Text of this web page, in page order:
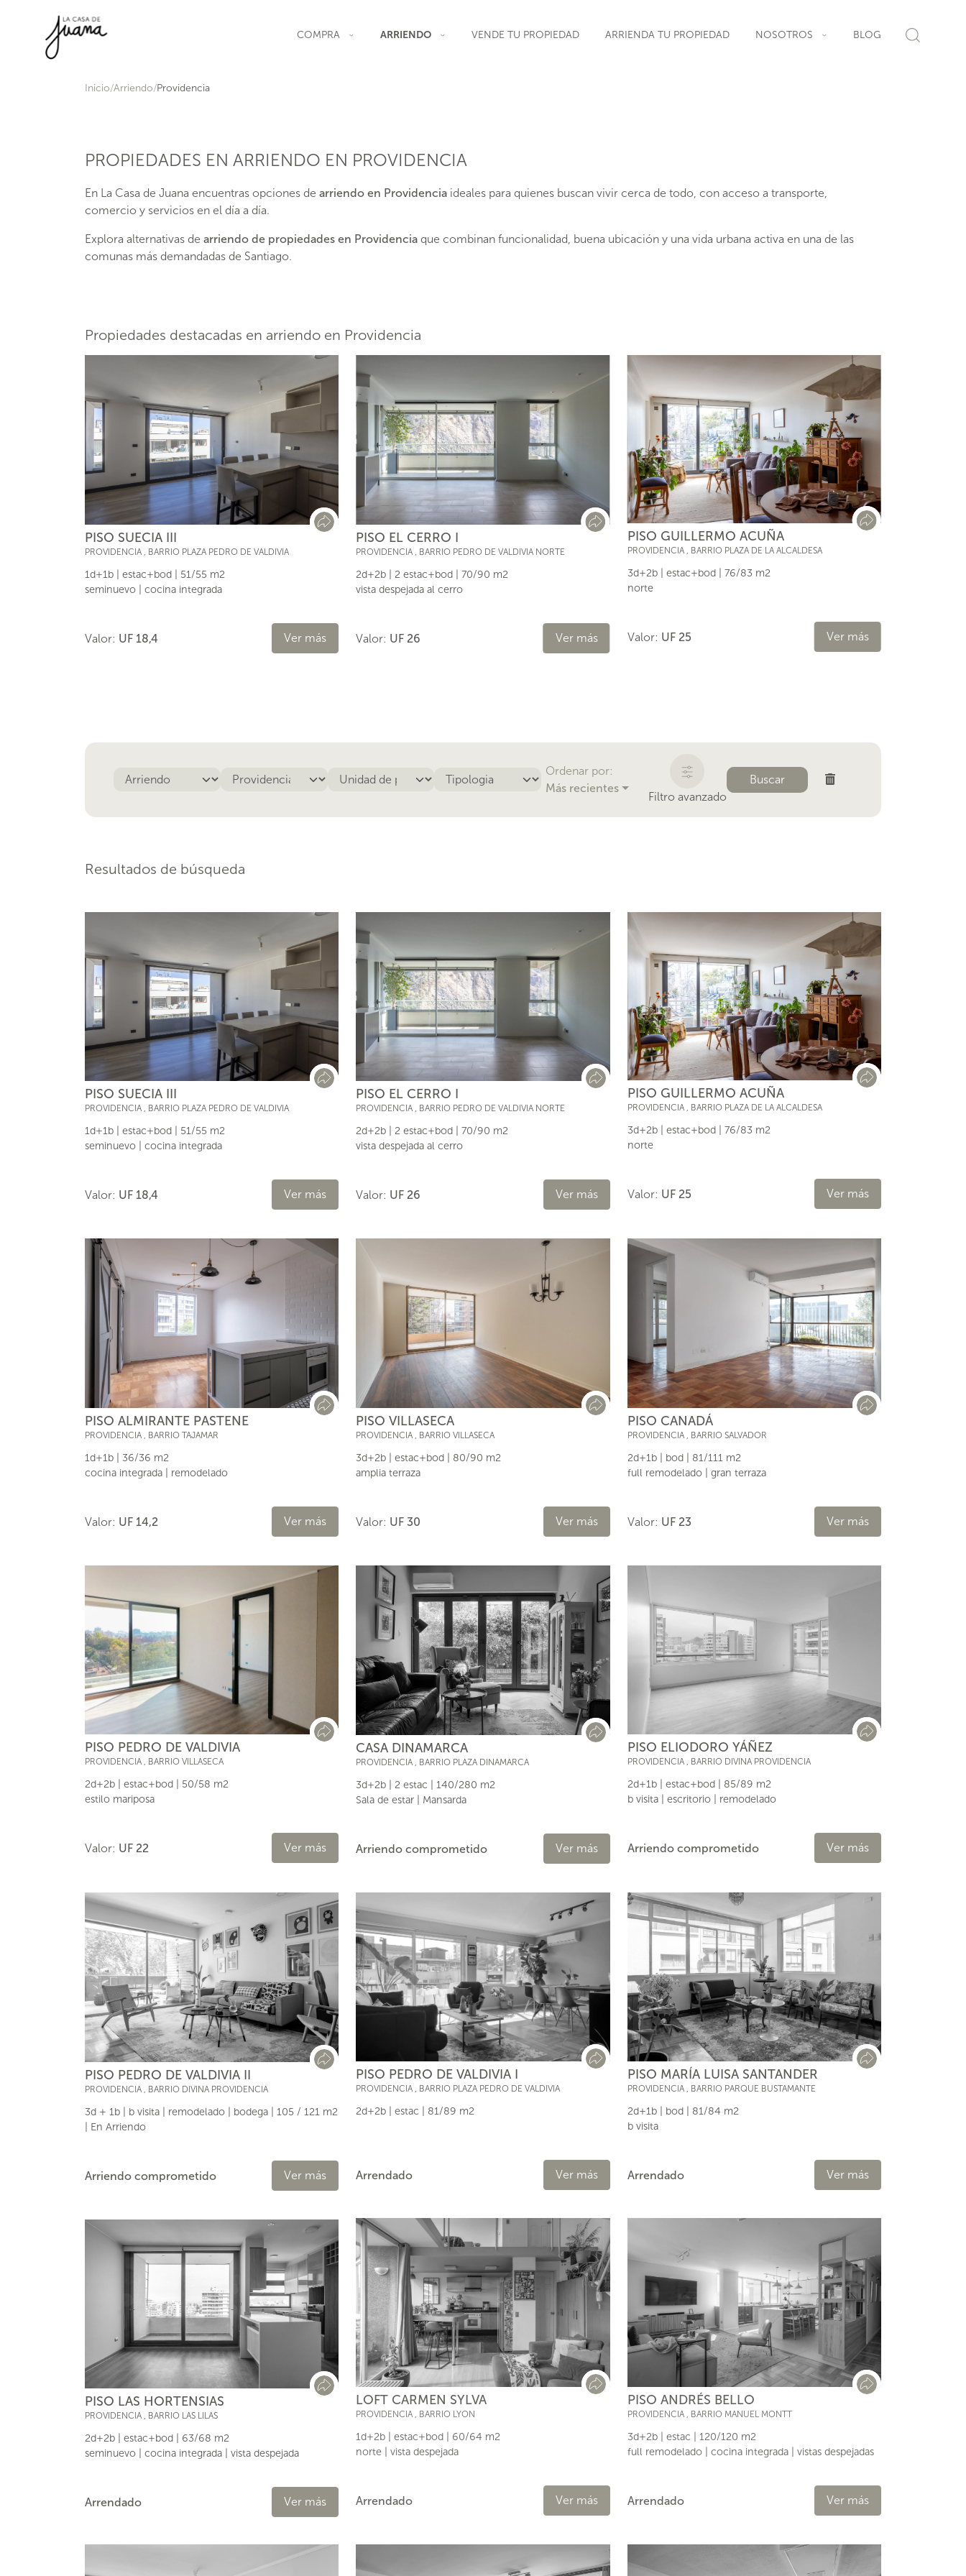
COMPRA ARRIENDO VENDE TU PROPIEDAD ARRIENDA TU PROPIEDAD NOSOTROS BLOG
Inicio Arriendo Providencia
PROPIEDADES EN ARRIENDO EN PROVIDENCIA
En La Casa de Juana encuentras opciones de arriendo en Providencia ideales para quienes buscan vivir cerca de todo, con acceso a transporte,
comercio y servicios en el día a día.
Explora alternativas de arriendo de propiedades en Providencia que combinan funcionalidad, buena ubicación y una vida urbana activa en una de las
comunas más demandadas de Santiago.
Propiedades destacadas en arriendo en Providencia
PISO SUECIA III
PROVIDENCIA BARRIO PLAZA PEDRO DE VALDIVIA
1d+1b | estac+bod | 51/55 m2
seminuevo | cocina integrada
Valor: UF 18,4 Ver más
PISO EL CERRO I
PROVIDENCIA BARRIO PEDRO DE VALDIVIA NORTE
2d+2b | 2 estac+bod | 70/90 m2
vista despejada al cerro
Valor: UF 26 Ver más
PISO GUILLERMO ACUÑA
PROVIDENCIA, BARRIO PLAZA DE LA ALCALDESA
3d+2b | estac+bod | 76/83 m2
norte
Valor: UF 25 Ver más
Ordenar por:
Más recientes
Filtro avanzado
Buscar
Resultados de búsqueda
PISO SUECIA III
PROVIDENCIA , BARRIO PLAZA PEDRO DE VALDIVIA
1d+1b | estac+bod | 51/55 m2
seminuevo | cocina integrada
Valor: UF 18,4 Ver más
PISO EL CERRO I
PROVIDENCIA , BARRIO PEDRO DE VALDIVIA NORTE
2d+2b | 2 estac+bod | 70/90 m2
vista despejada al cerro
Valor: UF 26 Ver más
PISO GUILLERMO ACUÑA
PROVIDENCIA, BARRIO PLAZA DE LA ALCALDESA
3d+2b | estac+bod | 76/83 m2
norte
Valor: UF 25 Ver más
PISO ALMIRANTE PASTENE
PROVIDENCIA , BARRIO TAJAMAR
1d+1b | 36/36 m2
cocina integrada | remodelado
Valor: UF 14,2 Ver más
PISO VILLASECA
PROVIDENCIA BARRIO VILLASECA
3d+2b | estac+bod | 80/90 m2
amplia terraza
Valor: UF 30 Ver más
PISO CANADÁ
PROVIDENCIA, BARRIO SALVADOR
2d+1b | bod | 81/111 m2
full remodelado | gran terraza
Valor: UF 23 Ver más
PISO PEDRO DE VALDIVIA
PROVIDENCIA , BARRIO VILLASECA
2d+2b | estac+bod | 50/58 m2
estilo mariposa
Valor: UF 22 Ver más
CASA DINAMARCA
PROVIDENCIA BARRIO PLAZA DINAMARCA
3d+2b | 2 estac | 140/280 m2
Sala de estar | Mansarda
Arriendo comprometido Ver más
PISO ELIODORO YÁÑEZ
PROVIDENCIA, BARRIO DIVINA PROVIDENCIA
2d+1b | estac+bod | 85/89 m2
b visita | escritorio | remodelado
Arriendo comprometido Ver más
PISO PEDRO DE VALDIVIA II
PROVIDENCIA BARRIO DIVINA PROVIDENCIA
3d + 1b | b visita | remodelado | bodega | 105 / 121 m2
| En Arriendo
Arriendo comprometido Ver más
PISO PEDRO DE VALDIVIA I
PROVIDENCIA , BARRIO PLAZA PEDRO DE VALDIVIA
2d+2b | estac | 81/89 m2
Arrendado Ver más
PISO MARÍA LUISA SANTANDER
PROVIDENCIA, BARRIO PARQUE BUSTAMANTE
2d+1b | bod | 81/84 m2
b visita
Arrendado Ver más
PISO LAS HORTENSIAS
PROVIDENCIA , BARRIO LAS LILAS
2d+2b | estac+bod | 63/68 m2
seminuevo | cocina integrada | vista despejada
Arrendado Ver más
LOFT CARMEN SYLVA
PROVIDENCIA , BARRIO LYON
1d+2b | estac+bod | 60/64 m2
norte | vista despejada
Arrendado Ver más
PISO ANDRÉS BELLO
PROVIDENCIA, BARRIO MANUEL MONTT
3d+2b | estac | 120/120 m2
full remodelado | cocina integrada | vistas despejadas
Arrendado Ver más